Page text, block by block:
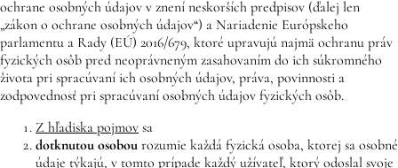
ochrane osobných údajov v znení neskorších predpisov (ďalej len
„zákon o ochrane osobných údajov“) a Nariadenie Európskeho
parlamentu a Rady (EÚ) 2016/679, ktoré upravujú najmä ochranu práv
fyzických osôb pred neoprávneným zasahovaním do ich súkromného
života pri spracúvaní ich osobných údajov, práva, povinnosti a
zodpovednosť pri spracúvaní osobných údajov fyzických osôb.
Z hľadiska pojmov sa
dotknutou osobou rozumie každá fyzická osoba, ktorej sa osobné
údaje týkajú, v tomto prípade každý užívateľ, ktorý odoslal svoje